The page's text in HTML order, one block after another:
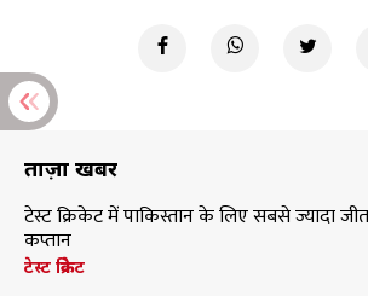
ताज़ा खबरें
टेस्ट क्रिकेट में पाकिस्तान के लिए सबसे ज्यादा
कप्तान
टेस्ट क्रिकेट